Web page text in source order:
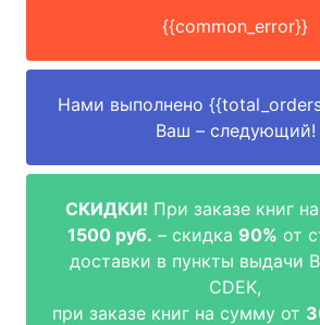
{{common_error}}
Нами выполнено
Ваш – следующий!
СКИДКИ! При заказе книг
1500 руб. – скидка 90% от
доставки в пункты выдачи
CDEK,
при заказе книг на сумму от